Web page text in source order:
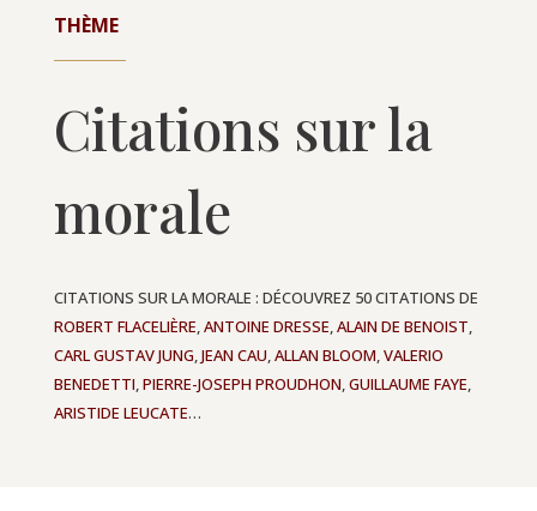
THÈME
Citations sur la
morale
CITATIONS SUR LA MORALE : DÉCOUVREZ 50 CITATIONS DE
ROBERT FLACELIÈRE,ANTOINE DRESSE,ALAIN DE BENOIST,
CARL GUSTAV JUNG,JEAN CAU,ALLAN BLOOM,VALERIO
BENEDETTI,PIERRE-JOSEPH PROUDHON,GUILLAUME FAYE,
ARISTIDE LEUCATE…